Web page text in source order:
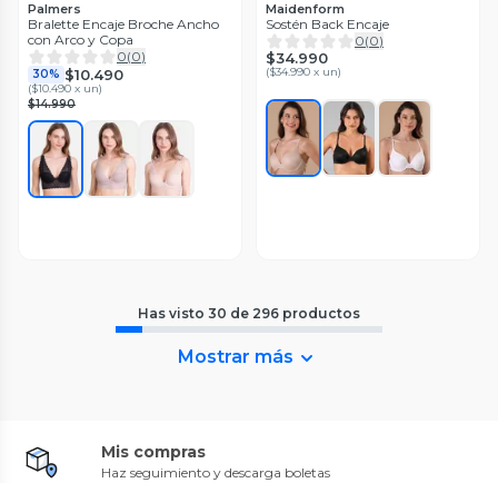
Palmers
Bralette Encaje Broche Ancho
con Arco y Copa
0(0)
30% $10.490
($10.490 x un)
$14.990
Maidenform
Sostén Back Encaje
0(0)
$34.990
($34.990 x un)
Has visto 30 de 296 productos
Mostrar más
Mis compras
Haz seguimiento y descarga boletas